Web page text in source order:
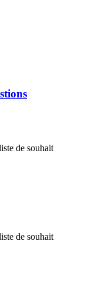
de souhait
de souhait